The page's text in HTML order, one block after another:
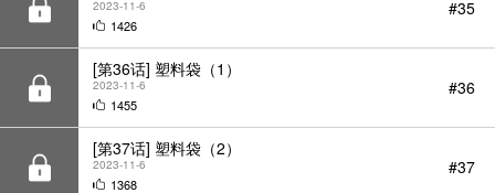
[第36话] 塑料袋（1）
2023-11-6
1455
#36
[第37话] 塑料袋（2）
1368
#37
[第38话] 塑料袋（3）